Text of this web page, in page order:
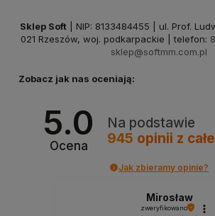
Sklep Soft | NIP: 8133484455 | ul. Prof.
021 Rzeszów, woj. podkarpackie | telefon:
sklep@softmm.com.pl
Zobacz jak nas oceniają:
5.0
Ocena
Na podstawie
945 opinii z
Jak zbieramy opinie?
Mirosław
zweryfikowano